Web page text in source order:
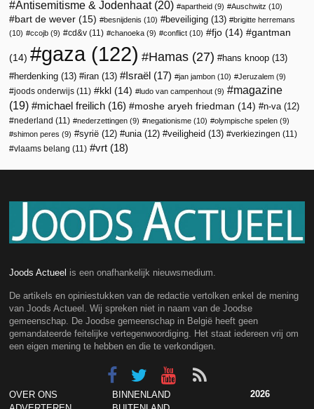
Antisemitisme & Jodenhaat(20) apartheid (9) Auschwitz (10)
bart de wever (15) besnijdenis (10) beveiliging (13)
brigitte herremans
(10)
ccojb (9) cd&v (11) chanoeka (9) conflict (10) fjo (14) gantman
(14) gaza (122) Hamas (27) hans knoop (13)
herdenking (13) iran (13) Israël (17) jan jambon (10) Jeruzalem (9)
joods onderwijs (11) kkl (14) ludo van campenhout (9)
magazine
(19)
michael freilich (16) moshe aryeh friedman (14) n-va (12)
nederland (11) nederzettingen (9) negationisme (10) olympische spelen (9)
shimon peres (9) syrië (12) unia (12) veiligheid (13) verkiezingen (11)
vlaams belang (11) vrt (18)
Joods Actueel is een onafhankelijk nieuwsmedium.
De artikels en opiniestukken van de redactie vertolken enkel de mening
van Joods Actueel. Wij spreken niet in naam van de Joodse
gemeenschap. De Joodse gemeenschap in België heeft geen
gemandateerde feitelijke vertegenwoordiging. Het staat iedereen vrij om
een eigen mening te hebben en die te verkondigen.
OVER ONS
BINNENLAND
2026